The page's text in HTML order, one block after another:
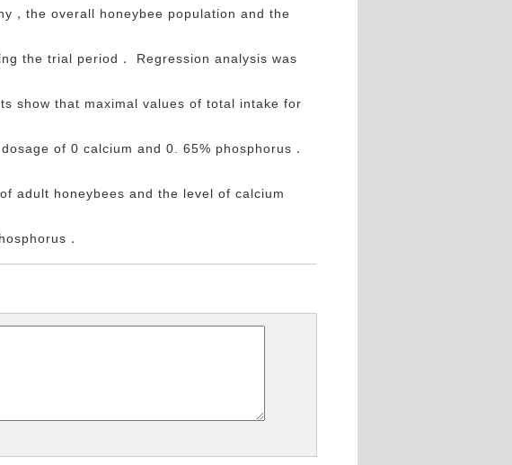
，the overall honeybee population and the
the trial period． Regression analysis was
show that maximal values of total intake for
of 0 calcium and 0. 65% phosphorus．
adult honeybees and the level of calcium
．